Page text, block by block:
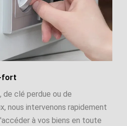
fort
de clé perdue ou de
nous intervenons rapidement
à vos biens en toute